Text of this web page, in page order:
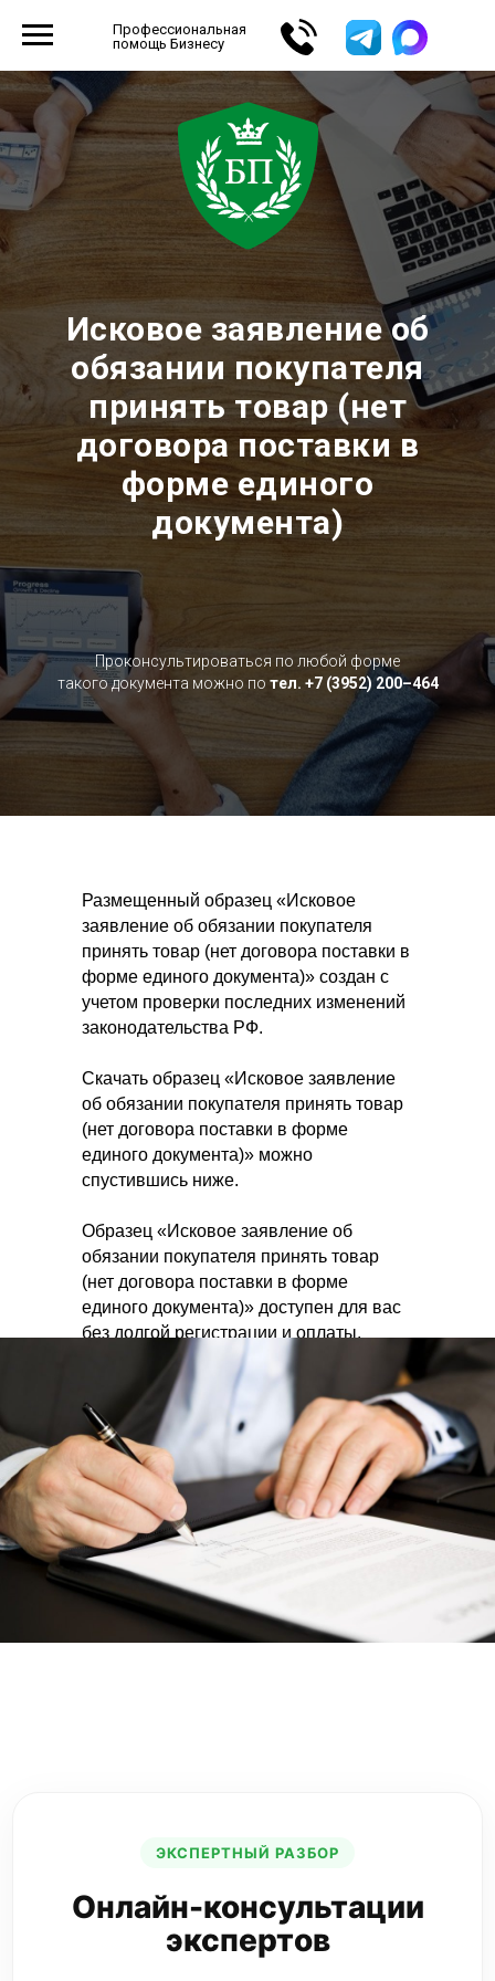
Профессиональная
помощь Бизнесу
Исковое заявление об
обязании покупателя
принять товар (нет
договора поставки в
форме единого
документа)
Проконсультироваться по любой форме
такого документа можно по тел. +7 (3952) 200–464
Размещенный образец «Исковое
заявление об обязании покупателя
принять товар (нет договора поставки в
форме единого документа)» создан с
учетом проверки последних изменений
законодательства РФ.
Скачать образец «Исковое заявление
об обязании покупателя принять товар
(нет договора поставки в форме
единого документа)» можно
спустившись ниже.
Образец «Исковое заявление об
обязании покупателя принять товар
(нет договора поставки в форме
единого документа)» доступен для вас
без долгой регистрации и оплаты.
Вы можете связаться с нашим Центром
по телефону в городе Иркутске +7
(3952) 200–464, если Вам необходимы
юридические или бухгалтерские услуги.
Если Вы предпочитаете пользоваться
электронной почтой, напишите на
адрес info@bip38.ru
СКАЧАТЬ
ЭКСПЕРТНЫЙ РАЗБОР
Онлайн-консультации
экспертов